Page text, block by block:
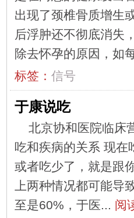
出现了颈椎骨质增
后浮肿还不彻底消
除去怀孕的原因，如
标签： 信号
于康说吃
北京协和医院临床
吃和疾病的关系 现在
或者吃少了，就是跟
上两种情况都可能
至是60%，于医... 阅